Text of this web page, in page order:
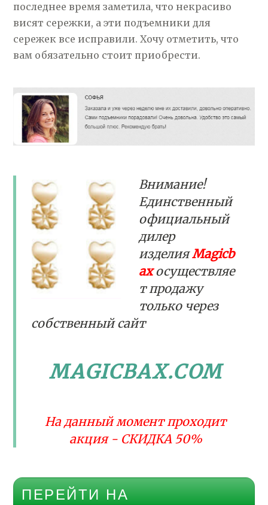
последнее время заметила, что некрасиво
висят сережки, а эти подъемники для
сережек все исправили. Хочу отметить, что
вам обязательно стоит приобрести.
Внимание!
Единственный
официальный
дилер
изделияMagicb
axосуществляе
т продажу
только через
собственный сайт
MAGICBAX.COM
На данный момент проходит
акция - СКИДКА 50%
ПЕРЕЙТИ НА